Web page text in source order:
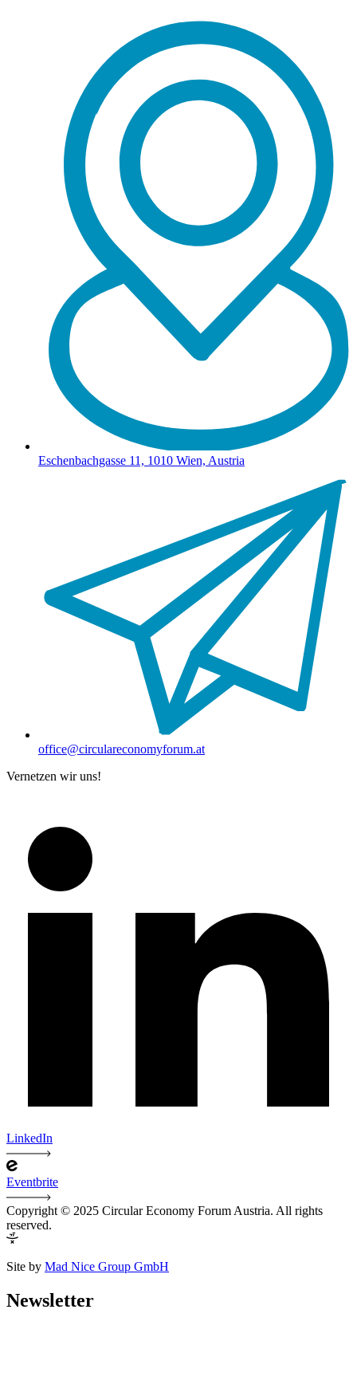
Eschenbachgasse 11, 1010 Wien, Austria
office@circulareconomyforum.at
Vernetzen wir uns!
LinkedIn
Eventbrite
Copyright © 2025 Circular Economy Forum Austria. All rights
reserved.
Site by Mad Nice Group GmbH
Newsletter